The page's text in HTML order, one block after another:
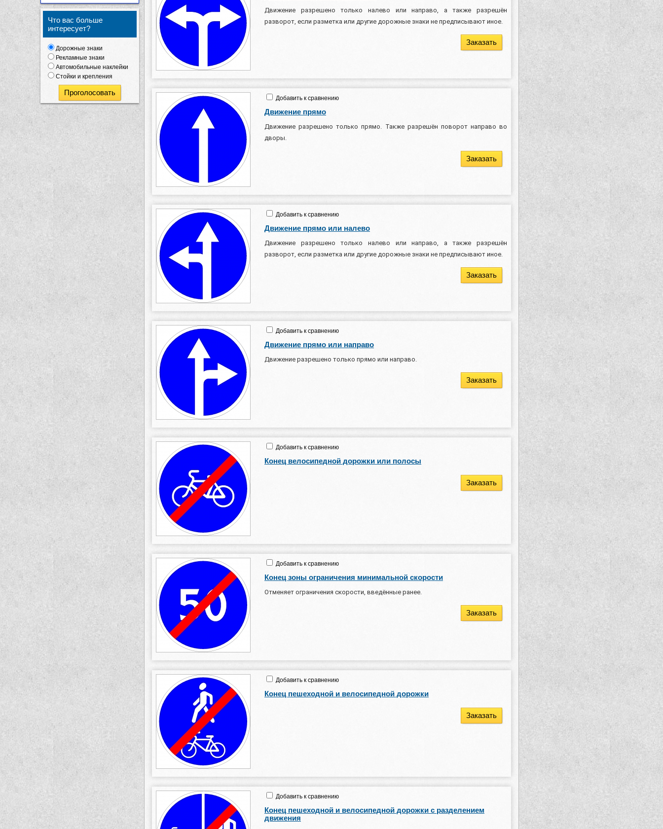
Что вас больше
интересует?
Дорожные знаки
Рекламные знаки
Автомобильные наклейки
Стойки и крепления
Проголосовать
Движение разрешено только налево или направо, а также разрешён
разворот, если разметка или другие дорожные знаки не предписывают иное.
Заказать
Добавить к сравнению
Движение прямо
Движение разрешено только прямо. Также разрешён поворот направо во
дворы.
Заказать
Добавить к сравнению
Движение прямо или налево
Движение разрешено только налево или направо, а также разрешён
разворот, если разметка или другие дорожные знаки не предписывают иное.
Заказать
Добавить к сравнению
Движение прямо или направо
Движение разрешено только прямо или направо.
Заказать
Добавить к сравнению
Конец велосипедной дорожки или полосы
Заказать
Добавить к сравнению
Конец зоны ограничения минимальной скорости
Отменяет ограничения скорости, введённые ранее.
Заказать
Добавить к сравнению
Конец пешеходной и велосипедной дорожки
Заказать
Добавить к сравнению
Конец пешеходной и велосипедной дорожки с разделением
движения